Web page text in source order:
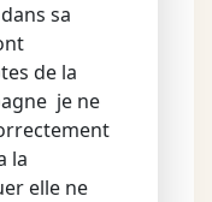
sa
de la
je ne
la
elle ne